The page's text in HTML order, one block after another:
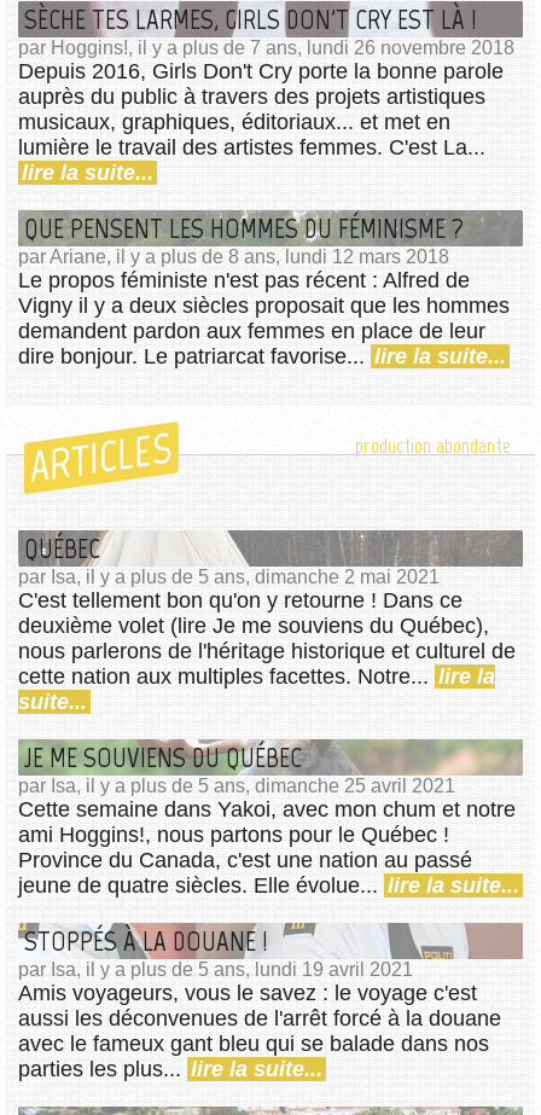
SÈCHE TES LARMES, GIRLS DON'T CRY EST LÀ !
par Hoggins!, il y a plus de 7 ans, lundi 26 novembre 2018
Depuis 2016, Girls Don't Cry porte la bonne parole
auprès du public à travers des projets artistiques
musicaux, graphiques, éditoriaux... et met en
lumière le travail des artistes femmes. C'est La...
lire la suite...
QUE PENSENT LES HOMMES DU FÉMINISME ?
par Ariane, il y a plus de 8 ans, lundi 12 mars 2018
Le propos féministe n'est pas récent : Alfred de
Vigny il y a deux siècles proposait que les hommes
demandent pardon aux femmes en place de leur
dire bonjour. Le patriarcat favorise... lire la suite...
ARTICLES production abondante
QUÉBEC
par Isa, il y a plus de 5 ans, dimanche 2 mai 2021
C'est tellement bon qu'on y retourne ! Dans ce
deuxième volet (lire Je me souviens du Québec),
nous parlerons de l'héritage historique et culturel de
cette nation aux multiples facettes. Notre... lire la
suite...
JE ME SOUVIENS DU QUÉBEC
par Isa, il y a plus de 5 ans, dimanche 25 avril 2021
Cette semaine dans Yakoi, avec mon chum et notre
ami Hoggins!, nous partons pour le Québec !
Province du Canada, c'est une nation au passé
jeune de quatre siècles. Elle évolue... lire la suite...
STOPPÉS À LA DOUANE !
par Isa, il y a plus de 5 ans, lundi 19 avril 2021
Amis voyageurs, vous le savez : le voyage c'est
aussi les déconvenues de l'arrêt forcé à la douane
avec le fameux gant bleu qui se balade dans nos
parties les plus... lire la suite...